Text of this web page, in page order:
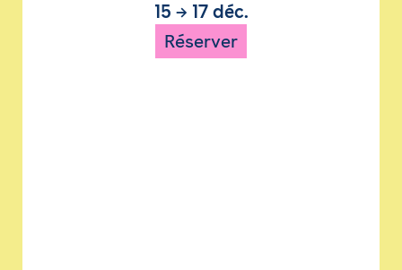
15 → 17 déc.
Réserver